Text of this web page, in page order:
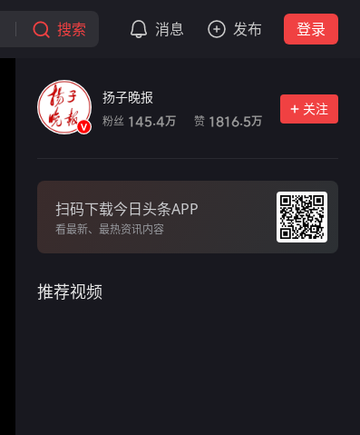
搜索 消息 发布 登录
扬子晚报
粉丝 145.4万 赞 1816.5万
关注
扫码下载今日头条APP
看最新、最热资讯内容
推荐视频